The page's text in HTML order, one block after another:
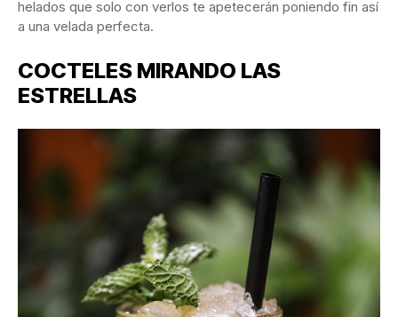
helados que solo con verlos te apetecerán poniendo fin así
a una velada perfecta.
COCTELES MIRANDO LAS
ESTRELLAS